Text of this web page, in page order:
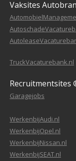
Vaksites
TruckVacaturebank.nl
Recruitmentsites
Garagejobs
WerkenbijAudi.nl
WerkenbijOpel.nl
WerkenbijNissan.nl
WerkenbijSEAT.nl